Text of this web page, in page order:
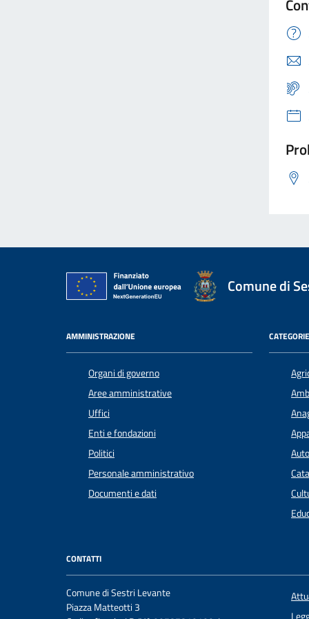
Comune di
AMMINISTRAZIONE
Organi di governo
Aree amministrative
Uffici
Enti e fondazioni
Politici
Personale amministrativo
Documenti e dati
CONTATTI
Comune di Sestri Levante
Piazza Matteotti 3